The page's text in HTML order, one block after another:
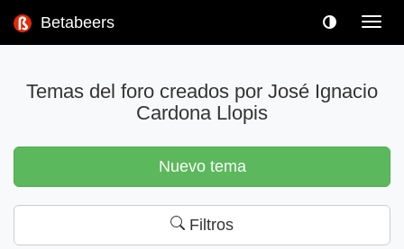
Betabeers
Temas del foro creados por José Ignacio
Cardona Llopis
Nuevo tema
Filtros